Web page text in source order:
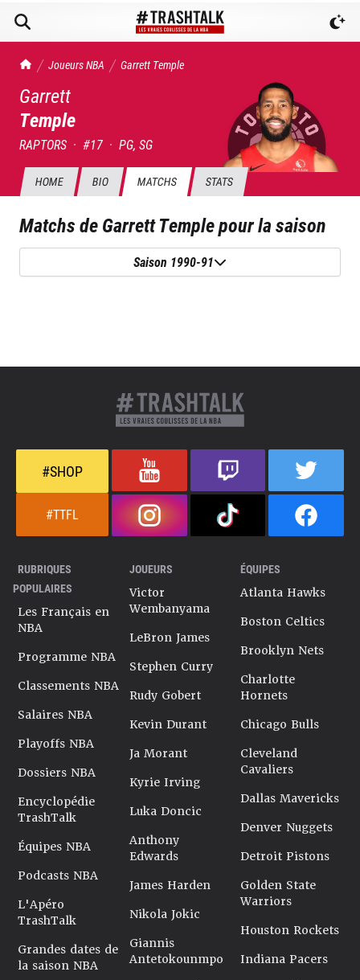
TrashTalk Actu NBA
Joueurs NBA Garrett Temple
Garrett
Temple
RAPTORS · #17 · PG, SG
HOME BIO MATCHS STATS
Matchs deGarrett Templepour la saison
Saison 1990-91
#SHOP
#TTFL
RUBRIQUES
POPULAIRES
Les Français en
NBA
Programme NBA
Classements NBA
Salaires NBA
Playoffs NBA
Dossiers NBA
Encyclopédie
TrashTalk
Équipes NBA
Podcasts NBA
L'Apéro
TrashTalk
Grandes dates de
la saison NBA
JOUEURS
Victor
Wembanyama
LeBron James
Stephen Curry
Rudy Gobert
Kevin Durant
Ja Morant
Kyrie Irving
Luka Doncic
Anthony
Edwards
James Harden
Nikola Jokic
Giannis
Antetokounmpo
ÉQUIPES
Atlanta Hawks
Boston Celtics
Brooklyn Nets
Charlotte
Hornets
Chicago Bulls
Cleveland
Cavaliers
Dallas Mavericks
Denver Nuggets
Detroit Pistons
Golden State
Warriors
Houston Rockets
Indiana Pacers